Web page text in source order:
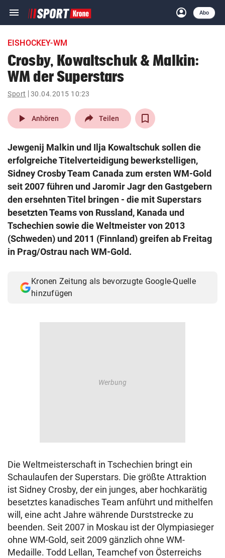
menu Navigation
ein-/ausklappen
account_circle
Anmelden
Abo
close Schließen
account_circle Anmelden
pin_drop
Wien arrow_right
search
Suchbegriff
eingeben
© Krone Multimedia GmbH & Co KG 2026
Muthgasse 2, 1190 Wien
EISHOCKEY-WM
Crosby, Kowaltschuk & Malkin:
WM der Superstars
Sport 30.04.2015 10:23
play_arrow Anhören Teilen
Jewgenij Malkin und Ilja Kowaltschuk sollen die
erfolgreiche Titelverteidigung bewerkstelligen,
Sidney Crosby Team Canada zum ersten WM-Gold
seit 2007 führen und Jaromir Jagr den Gastgebern
den ersehnten Titel bringen - die mit Superstars
besetzten Teams von Russland, Kanada und
Tschechien sowie die Weltmeister von 2013
(Schweden) und 2011 (Finnland) greifen ab Freitag
in Prag/Ostrau nach WM-Gold.
Kronen Zeitung als bevorzugte Google-Quelle
hinzufügen
Die Weltmeisterschaft in Tschechien bringt ein
Schaulaufen der Superstars. Die größte Attraktion
ist Sidney Crosby, der ein junges, aber hochkarätig
besetztes kanadisches Team anführt und mithelfen
will, eine acht Jahre währende Durststrecke zu
beenden. Seit 2007 in Moskau ist der Olympiasieger
ohne WM-Gold, seit 2009 gänzlich ohne WM-
Medaille. Todd Lellan, Teamchef von Österreichs